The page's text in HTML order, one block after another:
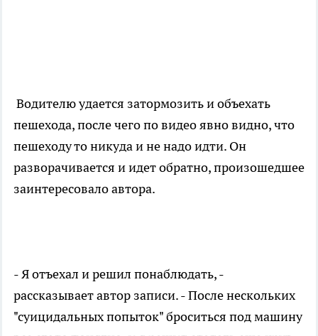
Водителю удается затормозить и объехать
пешехода, после чего по видео явно видно, что
пешеходу то никуда и не надо идти. Он
разворачивается и идет обратно, произошедшее
заинтересовало автора.
- Я отъехал и решил понаблюдать, -
рассказывает автор записи. - После нескольких
"суицидальных попыток" броситься под машину